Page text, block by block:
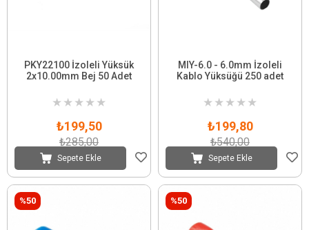
PKY22100 İzoleli Yüksük
2x10.00mm Bej 50 Adet
★ ★ ★ ★ ★
₺199,50
₺285,00
Sepete Ekle
MIY-6.0 - 6.0mm İzoleli
Kablo Yüksüğü 250 adet
★ ★ ★ ★ ★
₺199,80
₺540,00
Sepete Ekle
%50 %50